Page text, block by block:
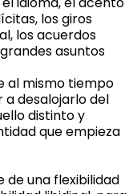
los giros
los acuerdos
asuntos
al mismo tiempo
desalojarlo del
distinto y
que empieza
de una flexibilidad